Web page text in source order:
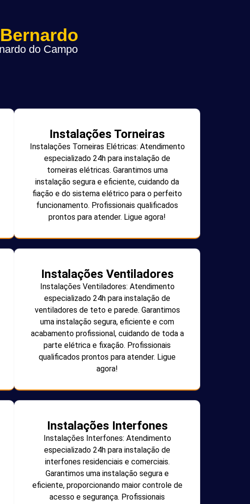
do Campo
Instalações Torneiras
Instalações Torneiras Elétricas: Atendimento
especializado 24h para instalação de
torneiras elétricas. Garantimos uma
instalação segura e eficiente, cuidando da
fiação e do sistema elétrico para o perfeito
funcionamento. Profissionais qualificados
prontos para atender. Ligue agora!
Instalações Ventiladores
Instalações Ventiladores: Atendimento
especializado 24h para instalação de
ventiladores de teto e parede. Garantimos
uma instalação segura, eficiente e com
acabamento profissional, cuidando de toda a
parte elétrica e fixação. Profissionais
qualificados prontos para atender. Ligue
agora!
Instalações Interfones
Instalações Interfones: Atendimento
especializado 24h para instalação de
interfones residenciais e comerciais.
Garantimos uma instalação segura e
eficiente, proporcionando maior controle de
acesso e segurança. Profissionais